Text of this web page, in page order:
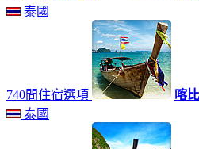
泰國
740間住宿選項
喀比
泰國